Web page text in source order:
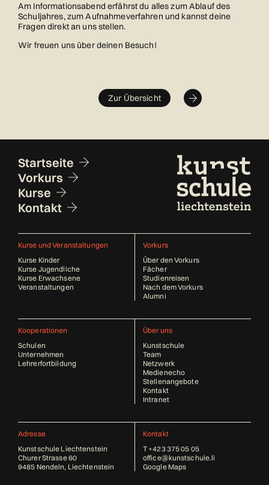
Am Informationsabend erfährst du alles zum Ablauf des
Schuljahres, zum Aufnahmeverfahren und kannst deine
Fragen direkt an uns stellen.
Wir freuen uns über deinen Besuch!
Zur Übersicht
Fusszeile
Startseite
Vorkurs
Kurse
Kontakt
Kurse und Veranstaltungen
Kurse Kinder
Kurse Jugendliche
Kurse Erwachsene
Veranstaltungen
Vorkurs
Über den Vorkurs
Fächer
Studienreisen
Nach dem Vorkurs
Alumni
Kooperationen
Schulen
Unternehmen
Lehrerfortbildung
Über uns
Kunstschule
Team
Netzwerk
Medienecho
Stellenangebote
Kontakt
Intranet
Adresse
Kunstschule Liechtenstein
Churer Strasse 60
9485 Nendeln, Liechtenstein
Kontakt
T +423 375 05 05
office@kunstschule.li
Google Maps